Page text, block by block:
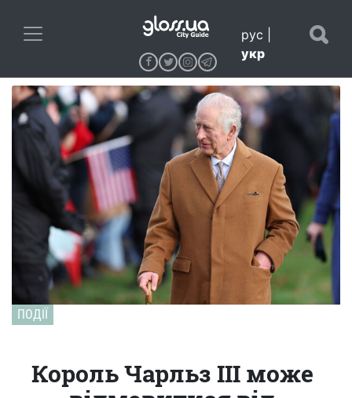
рус
укр
ПОДІЇ
Король Чарльз III може